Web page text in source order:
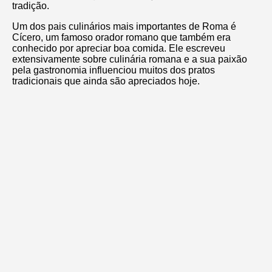
tradição.
Um dos pais culinários mais importantes de Roma é
Cícero, um famoso orador romano que também era
conhecido por apreciar boa comida. Ele escreveu
extensivamente sobre culinária romana e a sua paixão
pela gastronomia influenciou muitos dos pratos
tradicionais que ainda são apreciados hoje.